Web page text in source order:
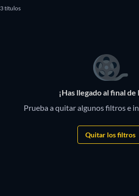
3 títulos
¡Has llegado al final de
Prueba a quitar algunos filtros e
Quitar los filtros